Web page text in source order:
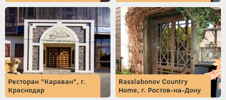
Ресторан "Караван", г.
Краснодар
Rasslabonov Country
Home, г. Ростов-на-Дону